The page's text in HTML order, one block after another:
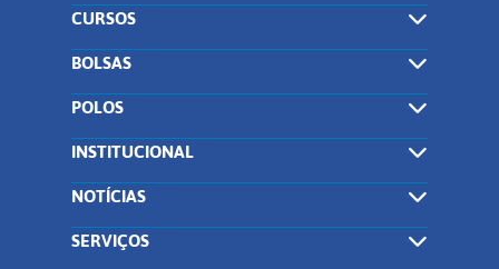
CURSOS
BOLSAS
POLOS
INSTITUCIONAL
NOTÍCIAS
SERVIÇOS